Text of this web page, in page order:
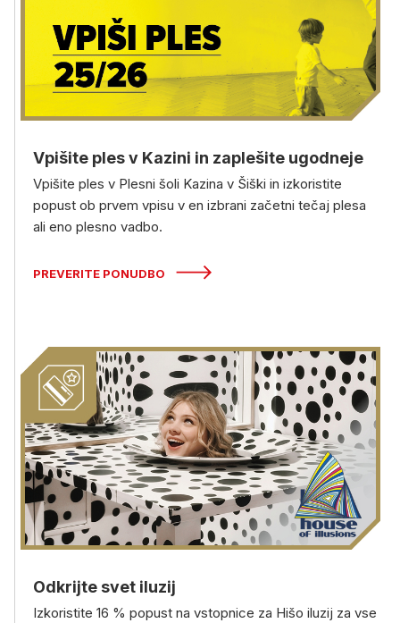
Vpišite ples v Kazini in zaplešite ugodneje
Vpišite ples v Plesni šoli Kazina v Šiški in izkoristite
popust ob prvem vpisu v en izbrani začetni tečaj plesa
ali eno plesno vadbo.
PREVERITE PONUDBO
Odkrijte svet iluzij
Izkoristite 16 % popust na vstopnice za Hišo iluzij za vse